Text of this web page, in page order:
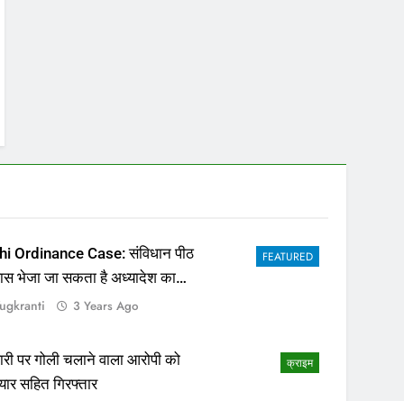
FEATURED
Ordinance Case: संविधान पीठ
भेजा जा सकता है अध्यादेश का
3 Years Ago
क्राइम
पर गोली चलाने वाला आरोपी को
सहित गिरफ्तार